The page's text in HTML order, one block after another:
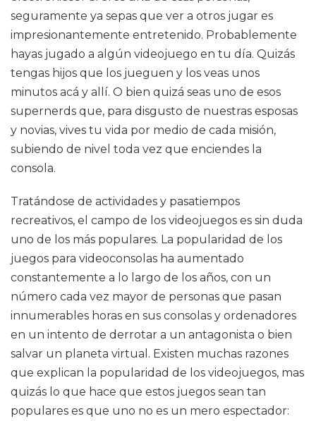
seguramente ya sepas que ver a otros jugar es
impresionantemente entretenido. Probablemente
hayas jugado a algún videojuego en tu día. Quizás
tengas hijos que los jueguen y los veas unos
minutos acá y allí. O bien quizá seas uno de esos
supernerds que, para disgusto de nuestras esposas
y novias, vives tu vida por medio de cada misión,
subiendo de nivel toda vez que enciendes la
consola.
Tratándose de actividades y pasatiempos
recreativos, el campo de los videojuegos es sin duda
uno de los más populares. La popularidad de los
juegos para videoconsolas ha aumentado
constantemente a lo largo de los años, con un
número cada vez mayor de personas que pasan
innumerables horas en sus consolas y ordenadores
en un intento de derrotar a un antagonista o bien
salvar un planeta virtual. Existen muchas razones
que explican la popularidad de los videojuegos, mas
quizás lo que hace que estos juegos sean tan
populares es que uno no es un mero espectador: